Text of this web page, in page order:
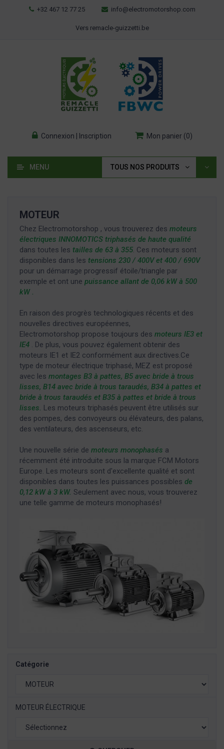
+32 467 12 77 25 info@electromotorshop.com
Vers remacle-guizzetti.be
Connexion | Inscription Mon panier (0)
TOUS NOS PRODUITS
MENU
MOTEUR
Chez Electromotorshop , vous trouverez des moteurs
électriques INNOMOTICS triphasés de haute qualité
dans toutes les tailles de 63 à 355. Ces moteurs sont
disponibles dans les tensions 230 / 400V et 400 / 690V
pour un démarrage progressif étoile/triangle par
exemple et ont une puissance allant de 0,06 kW à 500
kW .
En raison des progrès technologiques récents et des
nouvelles directives européennes,
Electromotorshop propose toujours des moteurs IE3 et
IE4 . De plus, vous pouvez également obtenir des
moteurs IE1 et IE2 conformément aux directives.Ce
type de moteur électrique triphasé, MEZ est proposé
avec les montages B3 à pattes, B5 avec bride à trous
lisses, B14 avec bride à trous taraudés, B34 à pattes et
bride à trous taraudés et B35 à pattes et bride à trous
lisses. Les moteurs triphasés peuvent être utilisés sur
des pompes, des convoyeurs ou élévateurs, des palans,
des ventilateurs, des ascenseurs, etc.
Une nouvelle série de moteurs monophasés a
récemment été introduite sous la marque FCM Motors
Europe. Les moteurs sont d'excellente qualité et sont
disponibles dans toutes les puissances possibles de
0,12 kW à 3 kW. Seulement avec nous, vous trouverez
une telle gamme de moteurs monophasés!
Catégorie
MOTEUR ÉLECTRIQUE